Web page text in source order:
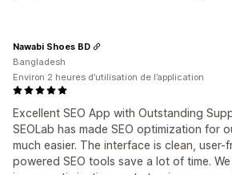
Excellent SEO App with Outstanding
SEOLab has made SEO optimization for
much easier. The interface is clean, user-
powered SEO tools save a lot of time.
Nawabi Shoes BD
Bangladesh
Environ 2 heures d’utilisation de l’application